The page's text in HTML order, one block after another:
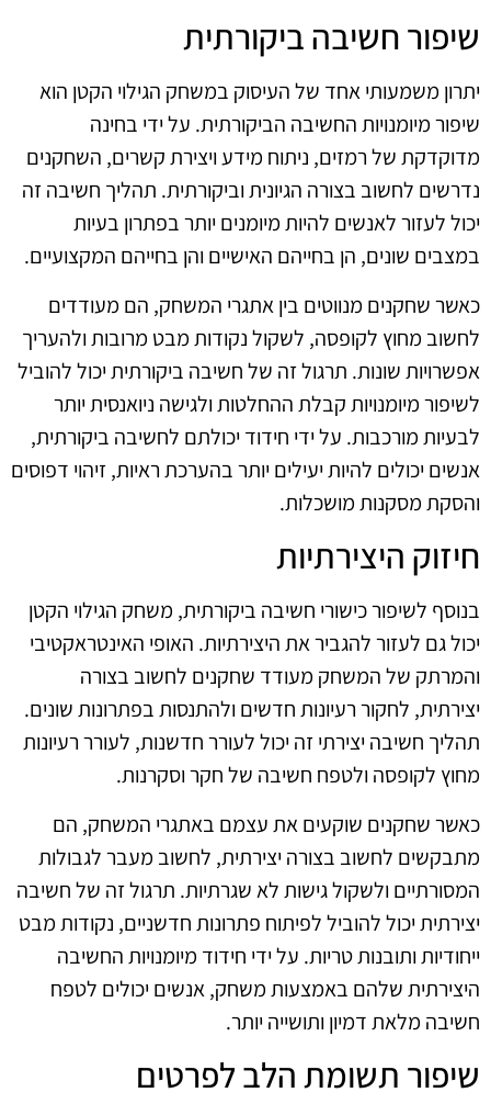
שיפור חשיבה ביקורתית
יתרון משמעותי אחד של העיסוק במשחק הגילוי הקטן הוא
שיפור מיומנויות החשיבה הביקורתית. על ידי בחינה
מדוקדקת של רמזים, ניתוח מידע ויצירת קשרים, השחקנים
נדרשים לחשוב בצורה הגיונית וביקורתית. תהליך חשיבה זה
יכול לעזור לאנשים להיות מיומנים יותר בפתרון בעיות
במצבים שונים, הן בחייהם האישיים והן בחייהם המקצועיים.
כאשר שחקנים מנווטים בין אתגרי המשחק, הם מעודדים
לחשוב מחוץ לקופסה, לשקול נקודות מבט מרובות ולהעריך
אפשרויות שונות. תרגול זה של חשיבה ביקורתית יכול להוביל
לשיפור מיומנויות קבלת ההחלטות ולגישה ניואנסית יותר
לבעיות מורכבות. על ידי חידוד יכולתם לחשיבה ביקורתית,
אנשים יכולים להיות יעילים יותר בהערכת ראיות, זיהוי דפוסים
והסקת מסקנות מושכלות.
חיזוק היצירתיות
בנוסף לשיפור כישורי חשיבה ביקורתית, משחק הגילוי הקטן
יכול גם לעזור להגביר את היצירתיות. האופי האינטראקטיבי
והמרתק של המשחק מעודד שחקנים לחשוב בצורה
יצירתית, לחקור רעיונות חדשים ולהתנסות בפתרונות שונים.
תהליך חשיבה יצירתי זה יכול לעורר חדשנות, לעורר רעיונות
מחוץ לקופסה ולטפח חשיבה של חקר וסקרנות.
כאשר שחקנים שוקעים את עצמם באתגרי המשחק, הם
מתבקשים לחשוב בצורה יצירתית, לחשוב מעבר לגבולות
המסורתיים ולשקול גישות לא שגרתיות. תרגול זה של חשיבה
יצירתית יכול להוביל לפיתוח פתרונות חדשניים, נקודות מבט
ייחודיות ותובנות טריות. על ידי חידוד מיומנויות החשיבה
היצירתית שלהם באמצעות משחק, אנשים יכולים לטפח
חשיבה מלאת דמיון ותושייה יותר.
שיפור תשומת הלב לפרטים